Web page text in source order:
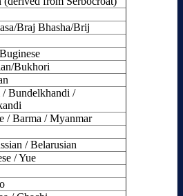
Braj Bhasha/Brij
Bukhori
Bundelkhandi /
/ Barma / Myanmar
/ Belarusian
/ Yue